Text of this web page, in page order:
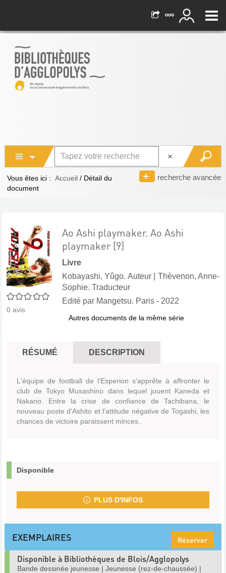
recherche avancée
Vous êtes ici : Accueil / Détail du
document
0/5
0 avis
Ao Ashi playmaker. Ao Ashi
playmaker [9]
Livre
Kobayashi, Yûgo. Auteur| Thèvenon, Anne-
Sophie. Traducteur
Edité par Mangetsu. Paris - 2022
Autres documents de la même série
RÉSUMÉ DESCRIPTION
L'équipe de football de l'Esperion s'apprête à affronter le
club de Tokyo Musashino dans lequel jouent Kaneda et
Nakano. Entre la crise de confiance de Tachibana, le
nouveau poste d'Ashito et l'attitude négative de Togashi, les
chances de victoire paraissent minces.
Disponible
PLUS D'INFOS
EXEMPLAIRES Réserver
Disponible à Bibliothèques de Blois/Agglopolys
Bande dessinée jeunesse | Jeunesse (rez-de-chaussée) |